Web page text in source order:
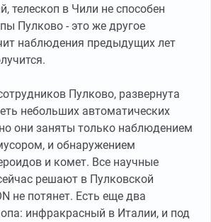
телескоп в Чили не способен
Пулково - это же другое
наблюдения предыдущих лет
Пулково, развернута
небольших автоматических
они заняты только наблюдением
и обнаружением
и комет. Все научные
решают в Пулковской
не потянет. Есть еще два
инфракрасный в Италии, и под